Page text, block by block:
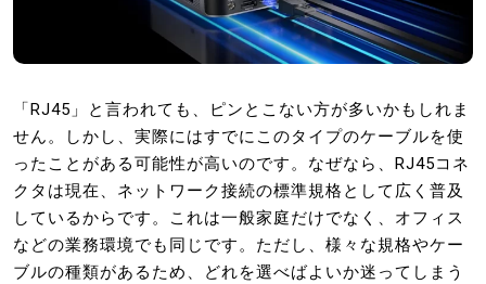
「RJ45」と言われても、ピンとこない方が多いかもしれま
せん。しかし、実際にはすでにこのタイプのケーブルを使
ったことがある可能性が高いのです。なぜなら、RJ45コネ
クタは現在、ネットワーク接続の標準規格として広く普及
しているからです。これは一般家庭だけでなく、オフィス
などの業務環境でも同じです。ただし、様々な規格やケー
ブルの種類があるため、どれを選べばよいか迷ってしまう